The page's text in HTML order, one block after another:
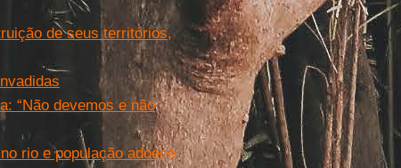
de seus territórios,
“Não devemos e não
rio e população adoece